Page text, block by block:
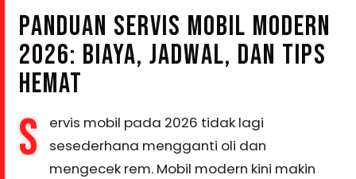
PANDUAN SERVIS MOBIL MODERN
2026: BIAYA, JADWAL, DAN TIPS
HEMAT
S
ervis mobil pada 2026 tidak lagi
sesederhana mengganti oli dan
mengecek rem. Mobil modern kini makin